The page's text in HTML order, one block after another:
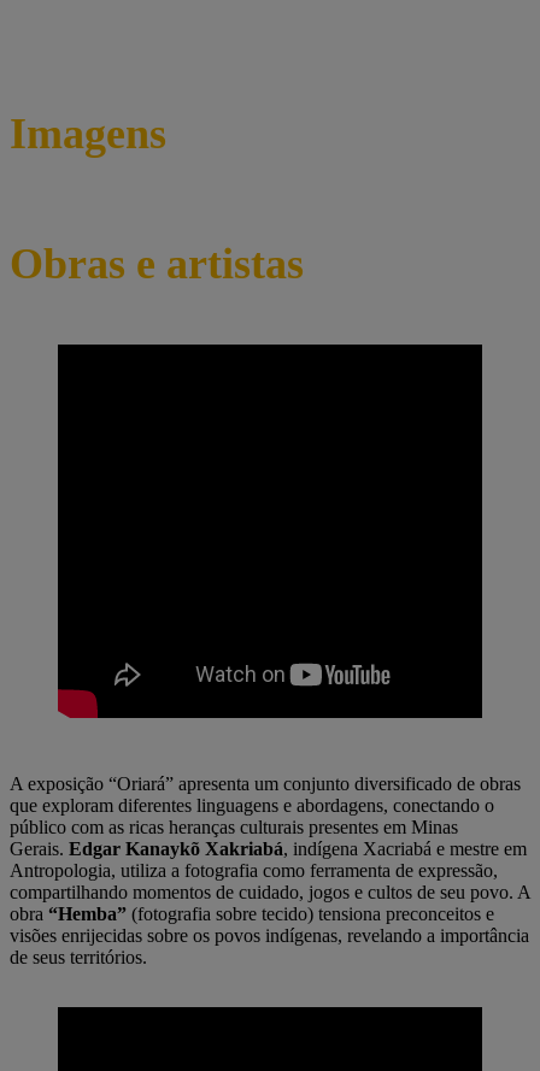
Imagens
Obras e artistas
A exposição “Oriará” apresenta um conjunto diversificado de obras
que exploram diferentes linguagens e abordagens, conectando o
público com as ricas heranças culturais presentes em Minas
Gerais. Edgar Kanaykõ Xakriabá, indígena Xacriabá e mestre em
Antropologia, utiliza a fotografia como ferramenta de expressão,
compartilhando momentos de cuidado, jogos e cultos de seu povo. A
obra “Hemba” (fotografia sobre tecido) tensiona preconceitos e
visões enrijecidas sobre os povos indígenas, revelando a importância
de seus territórios.